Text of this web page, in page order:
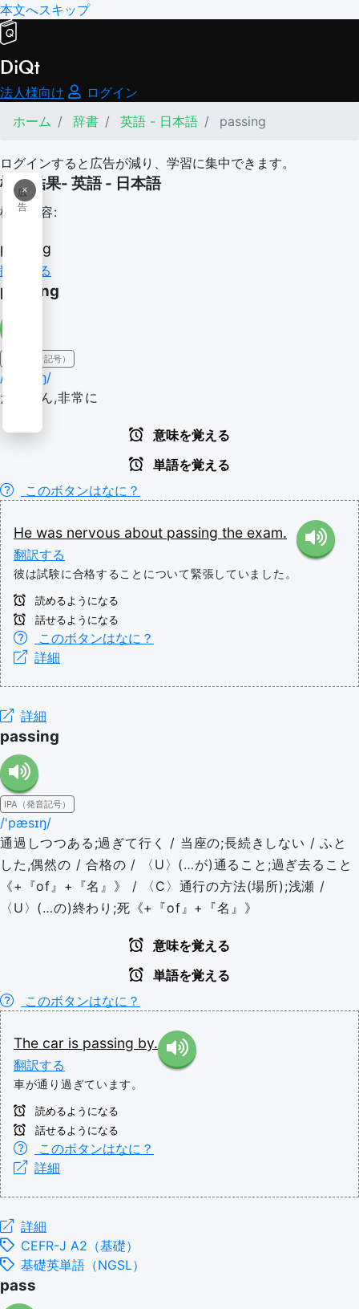
本文へスキップ
DiQt
法人様向け
ログイン
ホーム
辞書 英語 - 日本語 passing
ログインすると広告が減り、学習に集中できます。
×
広
告
検索結果- 英語 - 日本語
検索内容:
passing
翻訳する
passing
IPA（発音記号）
/'pæsɪŋ/
たいへん,非常に
意味を覚える
単語を覚える
このボタンはなに？
He was nervous about passing the exam.
翻訳する
彼は試験に合格することについて緊張していました。
読めるようになる
話せるようになる
このボタンはなに？
詳細
詳細
passing
IPA（発音記号）
/'pæsɪŋ/
通過しつつある;過ぎて行く / 当座の;長続きしない / ふと
した,偶然の / 合格の / 〈U〉(…が)通ること;過ぎ去ること
《+『of』+『名』》 / 〈C〉通行の方法(場所);浅瀬 /
〈U〉(…の)終わり;死《+『of』+『名』》
意味を覚える
単語を覚える
このボタンはなに？
The car is passing by.
翻訳する
車が通り過ぎています。
読めるようになる
話せるようになる
このボタンはなに？
詳細
詳細
CEFR-J A2（基礎）
基礎英単語（NGSL）
pass